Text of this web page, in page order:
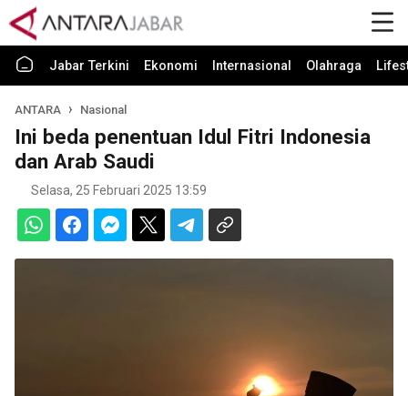
Jabar Terkini Ekonomi Internasional Olahraga
ANTARA Nasional
Ini beda penentuan Idul Fitri Indonesia
dan Arab Saudi
Selasa, 25 Februari 2025 13:59